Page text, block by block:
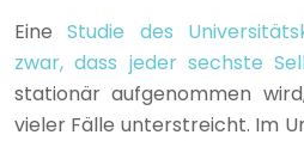
EineStudie des
zwar, dass jeder sechste
stationär aufgenommen
vieler Fälle unterstreicht. Im